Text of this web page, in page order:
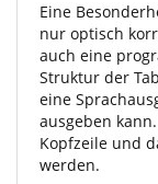
Eine
nur optisch
auch eine
Struktur der
eine
ausgeben
Kopfzeile und
werden.